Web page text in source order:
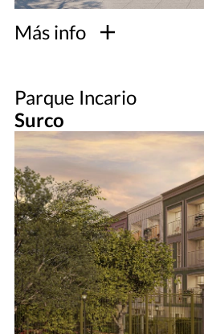
Más info
Parque Incario
Surco